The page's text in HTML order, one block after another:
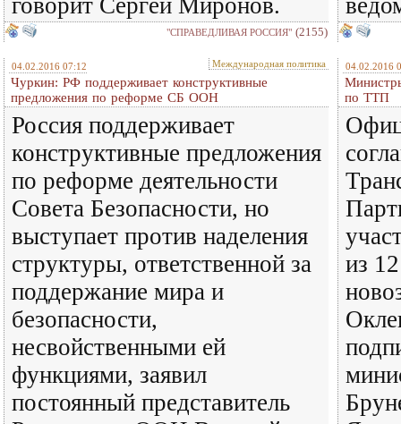
говорит Сергей Миронов.
"СПРАВЕДЛИВАЯ РОССИЯ" (2155)
04.02.2016 07:12 Международная политика
Чуркин: РФ поддерживает конструктивные
предложения по реформе СБ ООН
Россия поддерживает
конструктивные предложения
по реформе деятельности
Совета Безопасности, но
выступает против наделения
структуры, ответственной за
поддержание мира и
безопасности,
несвойственными ей
функциями, заявил
постоянный представитель
04.02.2016
по ТТП
из